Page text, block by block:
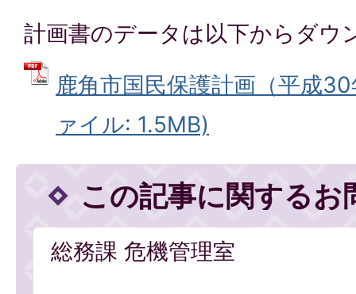
計画書のデータは以下からダウ
鹿角市国民保護計画（平成
ァイル: 1.5MB)
この記事に関するお
総務課 危機管理室